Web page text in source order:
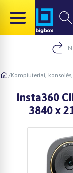
/Kompiuteriai,
Insta360
3840 x